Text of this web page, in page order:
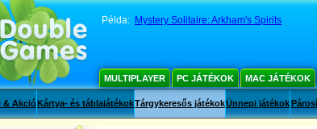
Példa: Mystery Solitaire: Arkham's Spirits
MULTIPLAYER PC JÁTÉKOK MAC JÁTÉKOK
& AkcióKártya- és táblajátékokTárgykeresős játékokÜnnepi játékok